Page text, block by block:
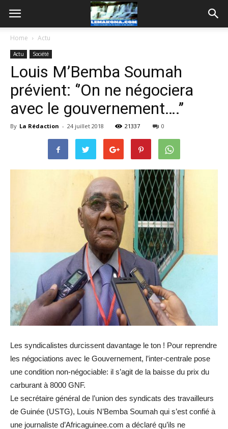
Home Actu
Actu Société
Louis M’Bemba Soumah
prévient: ‘’On ne négociera
avec le gouvernement….’’
By La Rédaction - 24 juillet 2018 21337 0
Les syndicalistes durcissent davantage le ton ! Pour reprendre
les négociations avec le Gouvernement, l’inter-centrale pose
une condition non-négociable: il s’agit de la baisse du prix du
carburant à 8000 GNF.
Le secrétaire général de l’union des syndicats des travailleurs
de Guinée (USTG), Louis N’Bemba Soumah qui s’est confié à
une journaliste d’Africaguinee.com a déclaré qu’ils ne